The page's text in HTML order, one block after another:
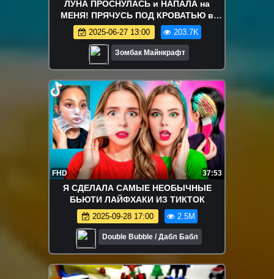
ЛУНА ПРОСНУЛАСЬ и НАПАЛА на
МЕНЯ! ПРЯЧУСЬ ПОД КРОВАТЬЮ в
МАЙНКРАФТ
2025-06-27 13:00 203.7K
Зомбак Майнкрафт
FHD 37:53
Я СДЕЛАЛА САМЫЕ НЕОБЫЧНЫЕ
БЬЮТИ ЛАЙФХАКИ ИЗ ТИКТОК
2025-09-28 17:00 2.5M
Double Bubble / Дабл Бабл